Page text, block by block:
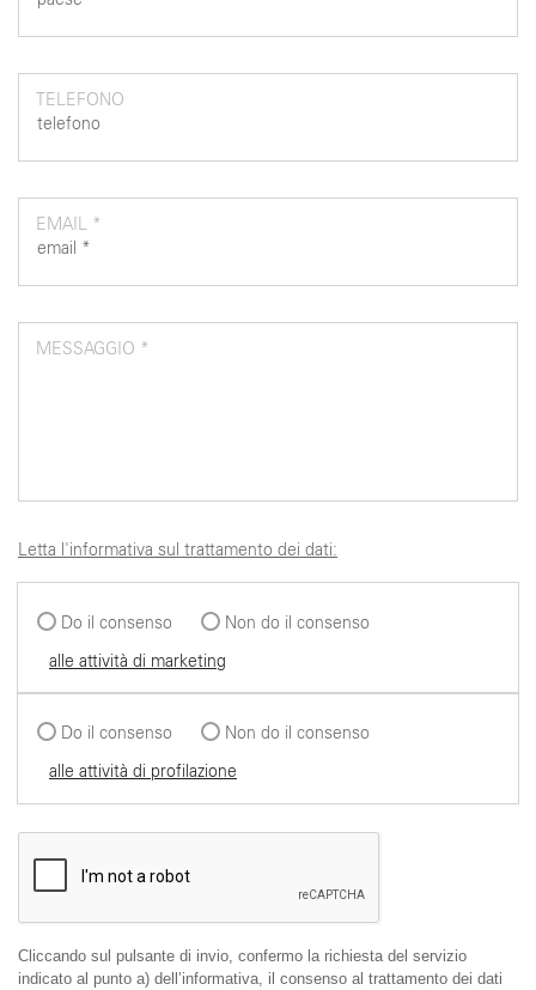
TELEFONO
EMAIL *
MESSAGGIO *
Letta l'informativa sul trattamento dei dati:
Do il consenso
Non do il consenso
alle attività di marketing
Do il consenso
Non do il consenso
alle attività di profilazione
Cliccando sul pulsante di invio, confermo la richiesta del servizio
indicato al punto a) dell’informativa, il consenso al trattamento dei dati